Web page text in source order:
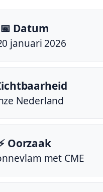
📅 Datum
januari 2026
Nederland
Oorzaak
met CME